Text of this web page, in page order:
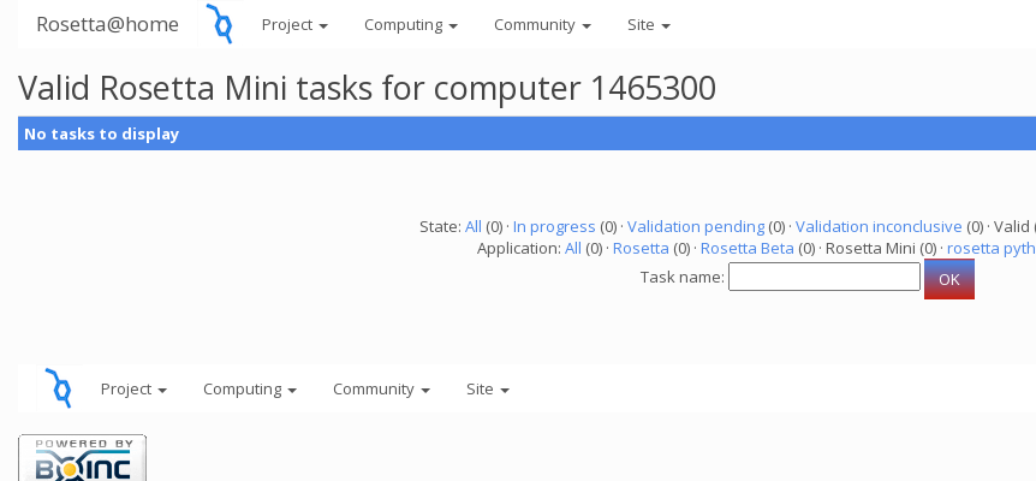
Rosetta@home Project Computing Community Site
Valid Rosetta Mini tasks for computer 1465300
No tasks to display
State: All (0) · In progress (0) · Validation pending(0) · Validation inconclusive (0) · Valid
Application: All (0) · Rosetta (0) · Rosetta Beta (0) · Rosetta Mini (0) · rosetta
Task name:
Project Computing Community Site